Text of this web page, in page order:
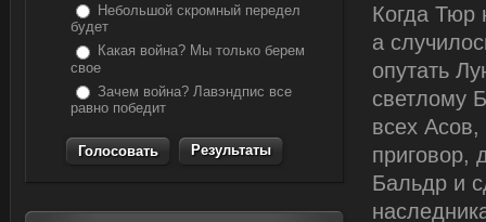
Когда Тюр
а
опутать
светлому
всех
приговор,
Бальдр и
Небольшой скромный передел
будет
Какая война? Мы только берем
свое
Зачем война? Лавэндпис все
равно победит
Результаты